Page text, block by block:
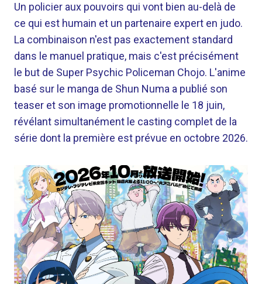
Un policier aux pouvoirs qui vont bien au-delà de
ce qui est humain et un partenaire expert en judo.
La combinaison n'est pas exactement standard
dans le manuel pratique, mais c'est précisément
le but de Super Psychic Policeman Chojo. L'anime
basé sur le manga de Shun Numa a publié son
teaser et son image promotionnelle le 18 juin,
révélant simultanément le casting complet de la
série dont la première est prévue en octobre 2026.